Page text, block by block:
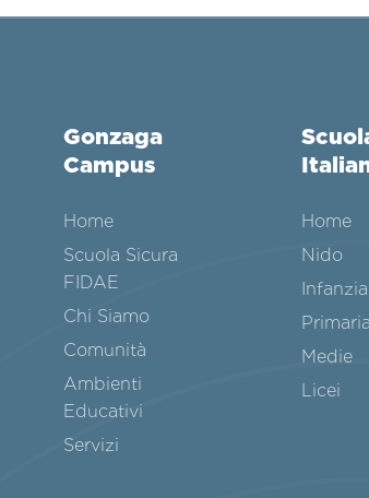
Gonzaga
Campus
Home
Scuola Sicura
FIDAE
Chi Siamo
Comunità
Ambienti
Educativi
Servizi
Home
Nido
Infanzia
Primaria
Medie
Licei